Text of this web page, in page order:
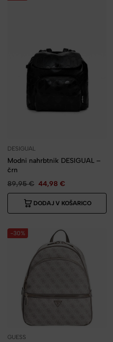
DESIGUAL
Modni nahrbtnik DESIGUAL –
črn
89,95€ 44,98 €
DODAJ V KOŠARICO
-30%
GUESS